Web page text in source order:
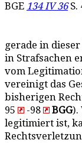
BGE 134 IV 36S.
gerade in
in Strafsachen
vom
vereinigt das
bisherigen
95
-98 BGG).
legitimiert ist,